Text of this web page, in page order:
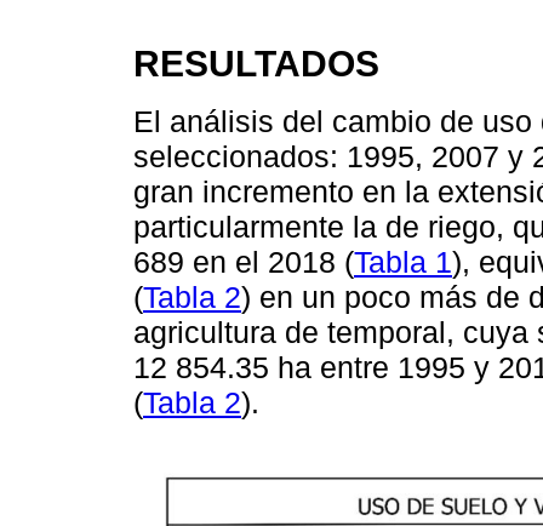
RESULTADOS
El análisis del cambio de
seleccionados: 1995, 2007 y
gran incremento en la
particularmente la de riego,
689 en el 2018 (Tabla 1),
(Tabla 2) en un poco más de
agricultura de temporal,
12 854.35 ha entre 1995 y
(Tabla 2).